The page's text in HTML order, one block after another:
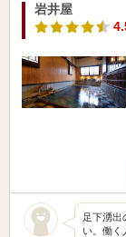
岩井屋
足下湧出
い。働く